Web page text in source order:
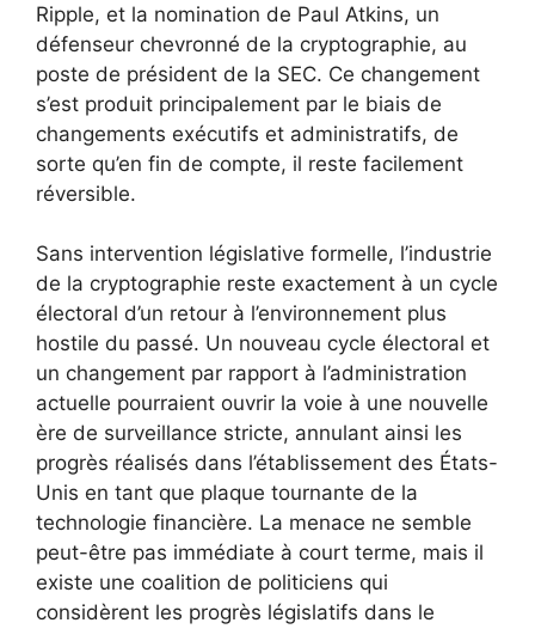
Ripple, et la nomination de Paul Atkins, un
défenseur chevronné de la cryptographie, au
poste de président de la SEC. Ce changement
s’est produit principalement par le biais de
changements exécutifs et administratifs, de
sorte qu’en fin de compte, il reste facilement
réversible.
Sans intervention législative formelle, l’industrie
de la cryptographie reste exactement à un cycle
électoral d’un retour à l’environnement plus
hostile du passé. Un nouveau cycle électoral et
un changement par rapport à l’administration
actuelle pourraient ouvrir la voie à une nouvelle
ère de surveillance stricte, annulant ainsi les
progrès réalisés dans l’établissement des États-
Unis en tant que plaque tournante de la
technologie financière. La menace ne semble
peut-être pas immédiate à court terme, mais il
existe une coalition de politiciens qui
considèrent les progrès législatifs dans le